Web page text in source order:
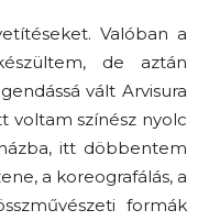
Valóban a
de aztán
vált Arvisura
voltam színész nyolc
itt döbbentem
a koreografálás, a
formák